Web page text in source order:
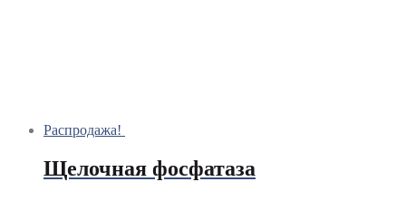
Распродажа!
Щелочная фосфатаза